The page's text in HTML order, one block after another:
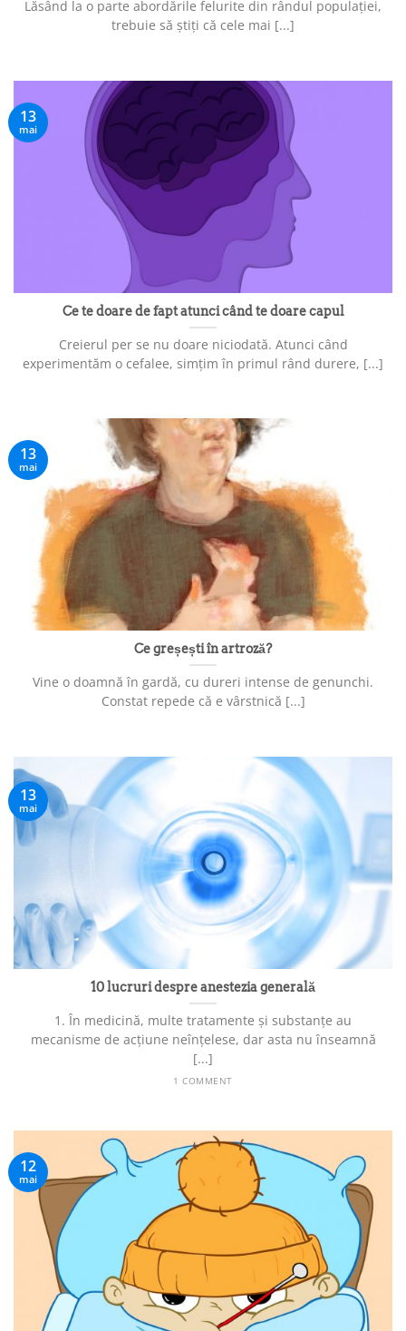
Lăsând la o parte abordările felurite din rândul populației,
trebuie să știți că cele mai [...]
Ce te doare de fapt atunci când te doare capul
Creierul per se nu doare niciodată. Atunci când
experimentăm o cefalee, simțim în primul rând durere, [...]
13
mai
Ce greșești în artroză?
Vine o doamnă în gardă, cu dureri intense de genunchi.
Constat repede că e vârstnică [...]
13
mai
10 lucruri despre anestezia generală
1. În medicină, multe tratamente și substanțe au
mecanisme de acțiune neînțelese, dar asta nu înseamnă
[...]
1 COMMENT
13
mai
12
mai